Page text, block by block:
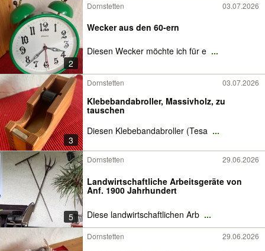
2
Dornstetten 03.07.2026
Wecker aus den 60-ern
Diesen Wecker möchte ich für e ...
3
Dornstetten 03.07.2026
Klebebandabroller, Massivholz, zu
tauschen
Diesen Klebebandabroller (Tesa ...
5
Dornstetten 29.06.2026
Landwirtschaftliche Arbeitsgeräte von
Anf. 1900 Jahrhundert
Diese landwirtschaftlichen Arb ...
Dornstetten 29.06.2026